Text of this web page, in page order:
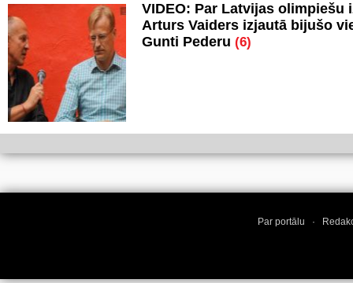
VIDEO: Par Latvijas olimpiešu
Arturs Vaiders izjautā bijušo
Gunti Pederu (6)
Par portālu ·